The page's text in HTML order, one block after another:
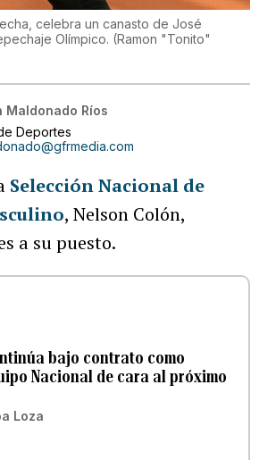
celebra un canasto de José
Olímpico. (Ramon "Tonito"
Maldonado Ríos
Deportes
Selección Nacional de
, Nelson Colón,
a su puesto.
bajo contrato como
Nacional de cara al próximo
Loza